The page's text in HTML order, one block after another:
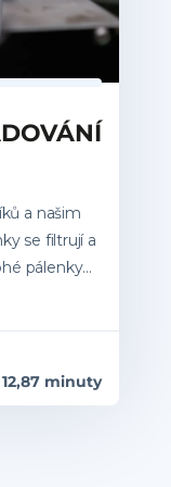
a našim
se filtrují a
pálenky
i
kolkem.
dalšího
12,87 minuty